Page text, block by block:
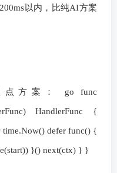
以内，比纯AI方案
方案： go func
HandlerFunc {
defer func() {
}() next(ctx) } }